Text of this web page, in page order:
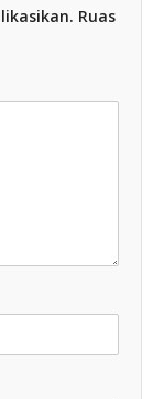
Ruas